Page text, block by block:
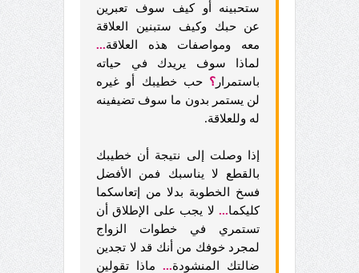
ستحبينه أو كيف سوف تعبرين
عن حبك وكيف ستبنين العلاقة
معه ومواصفات هذه العلاقة...
لماذا سوف يريدك في حياته
باستمرار ؟ حب خطيبك أو غيره
لن يستمر بدون ما سوف تضيفينه
له وللعلاقة.
إذا وصلت إلى نتيجة أن خطيبك
بالقطع لا يناسبك فمن الأفضل
فسخ الخطوبة بدلا من إتعاسكما
كليكما... لا يجب على الإطلاق أن
تستمري في خطوات الزواج
لمجرد خوفك من أنك قد لا تجدين
ضالتك المنشودة... ماذا تقولين